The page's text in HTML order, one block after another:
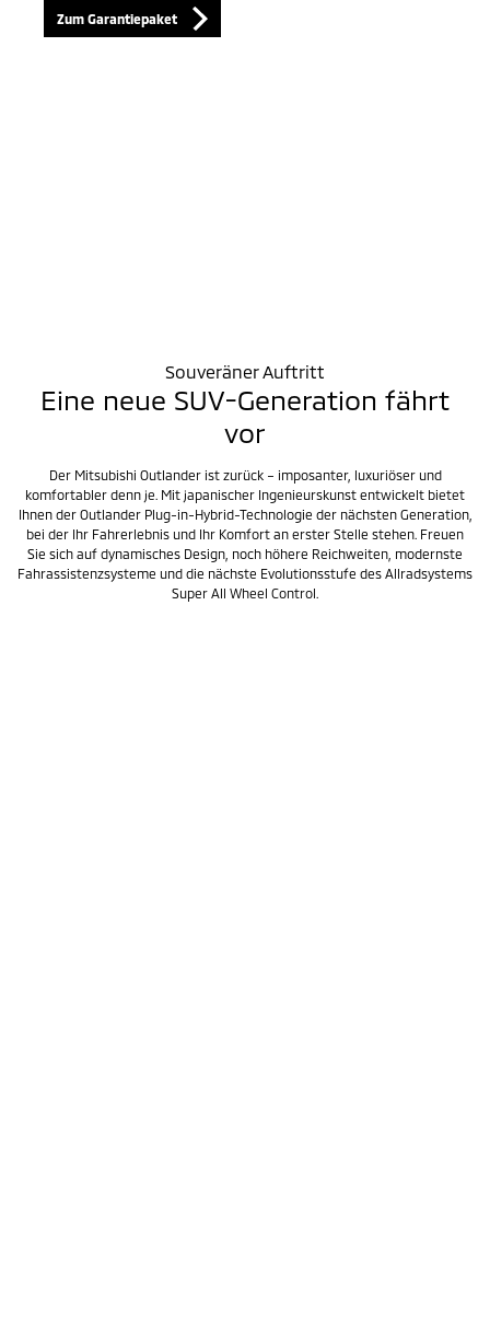
Zum Garantiepaket
Souveräner Auftritt
Eine neue SUV-Generation fährt
vor
Der Mitsubishi Outlander ist zurück – imposanter, luxuriöser und
komfortabler denn je. Mit japanischer Ingenieurskunst entwickelt bietet
Ihnen der Outlander Plug-in-Hybrid-Technologie der nächsten Generation,
bei der Ihr Fahrerlebnis und Ihr Komfort an erster Stelle stehen. Freuen
Sie sich auf dynamisches Design, noch höhere Reichweiten, modernste
Fahrassistenzsysteme und die nächste Evolutionsstufe des Allradsystems
Super All Wheel Control.